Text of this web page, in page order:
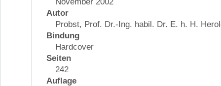
Autor
Probst, Prof. Dr.-Ing. habil. Dr. E. h. H.
Bindung
Hardcover
Seiten
242
Auflage